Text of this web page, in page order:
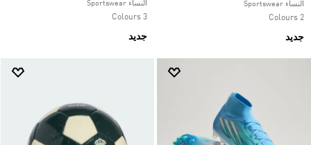
النساء Sportswear
2 Colours
جديد
النساء Sportswear
3 Colours
جديد